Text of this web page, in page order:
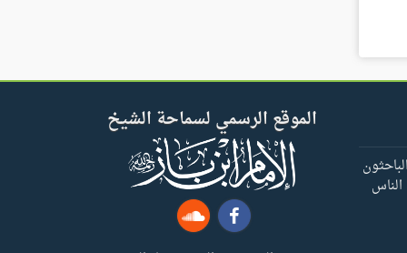
الموقع الرسمي لسماحة الشيخ